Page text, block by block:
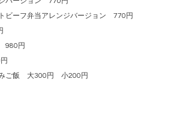
ビーフ弁当アレンジバージョン 770円
980円
みご飯 大300円 小200円